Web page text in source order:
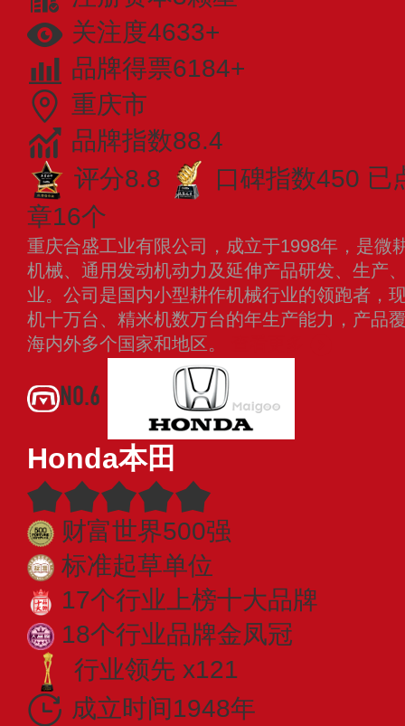
关注度4633+
品牌得票6184+
重庆市
品牌指数88.4
评分8.8
口碑指数450 已
章16个
重庆合盛工业有限公司，成立于1998年，是微
机械、通用发动机动力及延伸产品研发、生产
业。公司是国内小型耕作机械行业的领跑者，
机十万台、精米机数万台的年生产能力，产品
海内外多个国家和地区。
NO.6
Honda本田
财富世界500强
标准起草单位
17个行业上榜十大品牌
18个行业品牌金凤冠
行业领先 x121
成立时间1948年